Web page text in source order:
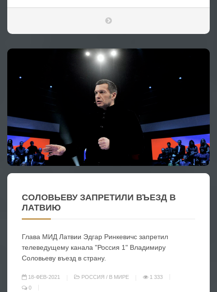
СОЛОВЬЕВУ ЗАПРЕТИЛИ ВЪЕЗД В
ЛАТВИЮ
Глава МИД Латвии Эдгар Ринкевичс запретил
телеведущему канала "Россия 1" Владимиру
Соловьеву въезд в страну.
18-ФЕВ-2021 РОССИЯ / В МИРЕ
1 333
0